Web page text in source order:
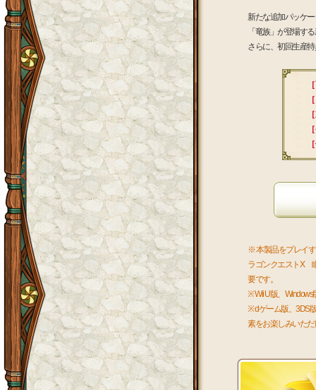
新たな追加パッケ
「竜族」が登場す
さらに、初回生産
※ 本製品をプレイ
ラゴンクエストX
要です。
※ Wii U版、
※ dゲーム版、3DS
素をお楽しみいた